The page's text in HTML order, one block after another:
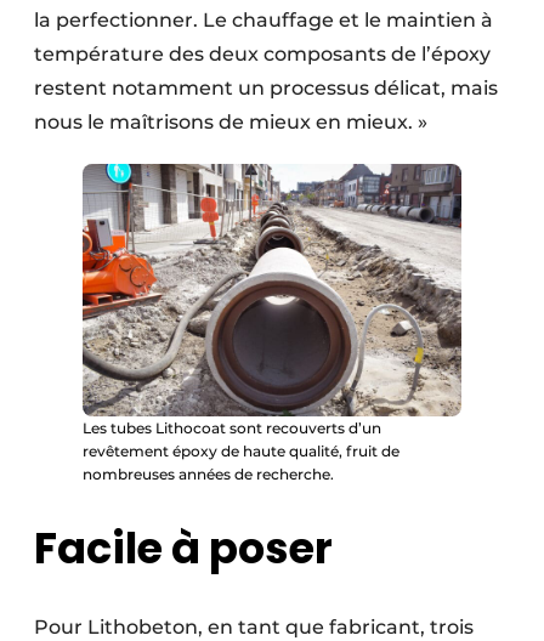
la perfectionner. Le chauffage et le maintien à
température des deux composants de l’époxy
restent notamment un processus délicat, mais
nous le maîtrisons de mieux en mieux. »
Les tubes Lithocoat sont recouverts d’un
revêtement époxy de haute qualité, fruit de
nombreuses années de recherche.
Facile à poser
Pour Lithobeton, en tant que fabricant, trois